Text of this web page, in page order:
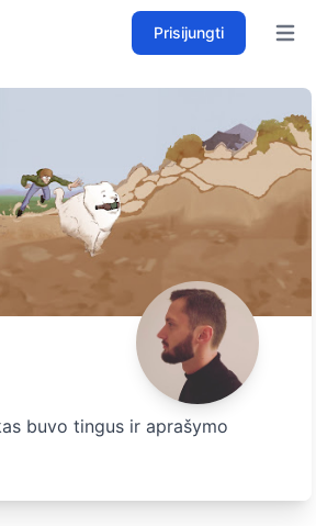
Prisijungti
buvo tingus ir aprašymo